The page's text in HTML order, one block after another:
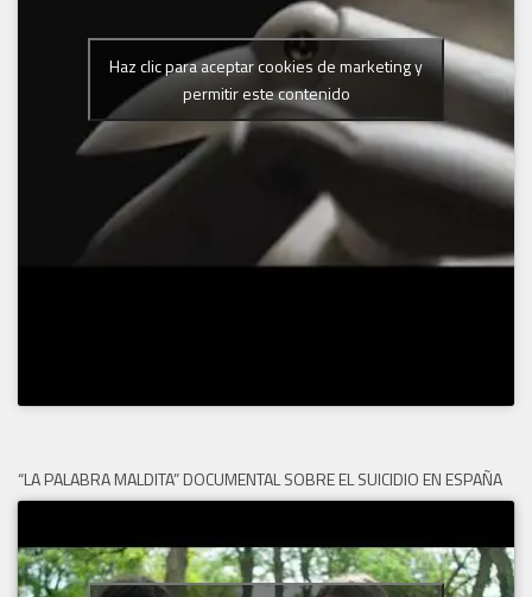
Haz clic para aceptar cookies de marketing y
permitir este contenido
“LA PALABRA MALDITA” DOCUMENTAL SOBRE EL SUICIDIO EN ESPAÑA